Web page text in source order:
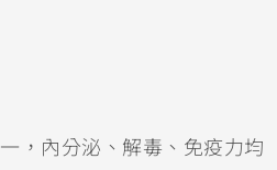
，內分泌、解毒、免疫力均